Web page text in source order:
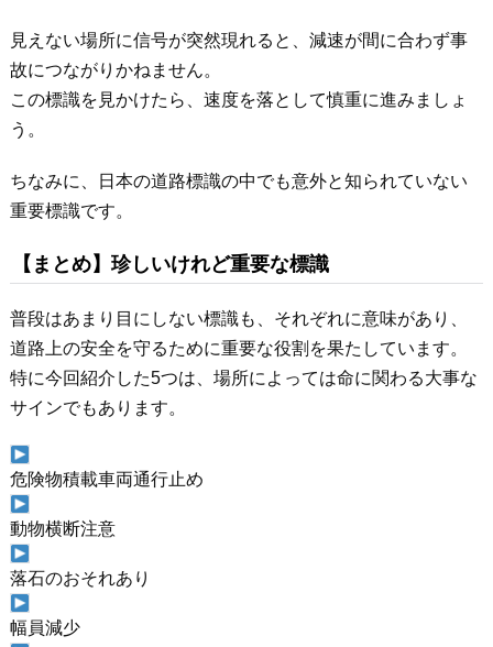
見えない場所に信号が突然現れると、減速が間に合わず事
故につながりかねません。
この標識を見かけたら、速度を落として慎重に進みましょ
う。
ちなみに、日本の道路標識の中でも意外と知られていない
重要標識です。
【まとめ】珍しいけれど重要な標識
普段はあまり目にしない標識も、それぞれに意味があり、
道路上の安全を守るために重要な役割を果たしています。
特に今回紹介した5つは、場所によっては命に関わる大事な
サインでもあります。
危険物積載車両通行止め
動物横断注意
落石のおそれあり
幅員減少